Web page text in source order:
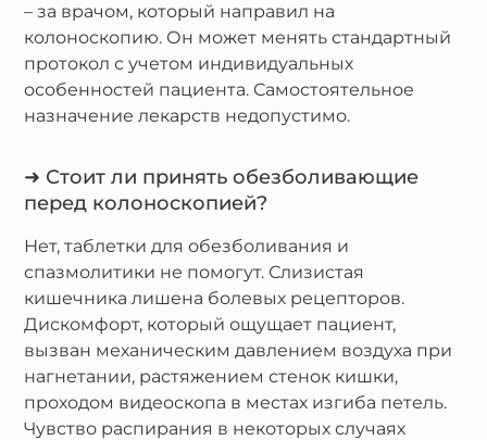
– за врачом, который направил на
колоноскопию. Он может менять стандартный
протокол с учетом индивидуальных
особенностей пациента. Самостоятельное
назначение лекарств недопустимо.
➜ Стоит ли принять обезболивающие
перед колоноскопией?
Нет, таблетки для обезболивания и
спазмолитики не помогут. Слизистая
кишечника лишена болевых рецепторов.
Дискомфорт, который ощущает пациент,
вызван механическим давлением воздуха при
нагнетании, растяжением стенок кишки,
проходом видеоскопа в местах изгиба петель.
Чувство распирания в некоторых случаях